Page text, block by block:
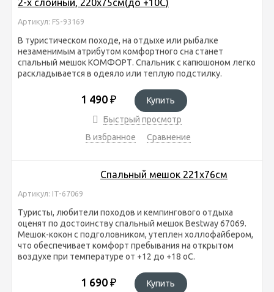
2-х слойный, 220х75см(до +10С)
Артикул: FS-93169
В туристическом походе, на отдыхе или рыбалке
незаменимым атрибутом комфортного сна станет
спальный мешок КОМФОРТ. Спальник с капюшоном легко
раскладывается в одеяло или теплую подстилку.
1 490 ₽
Купить
Быстрый просмотр
В избранное
Сравнение
Спальный мешок 221х76см
Артикул: IT-67069
Туристы, любители походов и кемпингового отдыха
оценят по достоинству спальный мешок Bestway 67069.
Мешок-кокон с подголовником, утеплен холлофайбером,
что обеспечивает комфорт пребывания на открытом
воздухе при температуре от +12 до +18 оС.
1 690 ₽
Купить